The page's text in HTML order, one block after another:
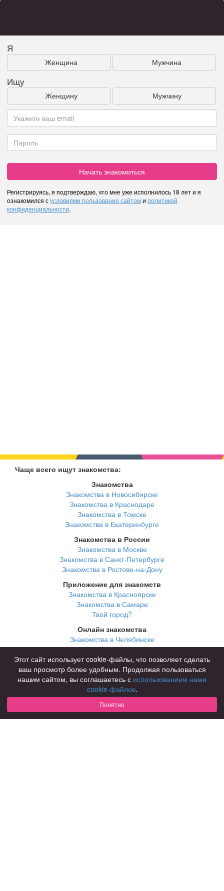
Я
Женщина Мужчина
Ищу
Женщину Мужчину
Начать знакомиться
Регистрируясь, я подтверждаю, что мне уже исполнилось 18 лет и я
ознакомился сусловиями пользования сайтоми политикой
конфиденциальности.
Чаще всего ищут знакомства:
Знакомства
Знакомства в Новосибирске
Знакомства в Краснодаре
Знакомства в Томске
Знакомства в Екатеринбурге
Знакомства в России
Знакомства в Москве
Знакомства в Санкт-Петербурге
Знакомства в Ростове-на-Дону
Приложение для знакомств
Знакомства в Красноярске
Знакомства в Самаре
Твой город?
Онлайн знакомства
Знакомства в Челябинске
Знакомства в Омске
Знакомства в Нижнем Новгороде
Для чего
для брака и создания семьи
для любви и с/о
для дружбы
Этот сайт использует cookie-файлы, что позволяет сделать
ваш просмотр более удобным. Продолжая пользоваться
нашим сайтом, вы соглашаетесь с использованием нами
cookie-файлов.
Понятно